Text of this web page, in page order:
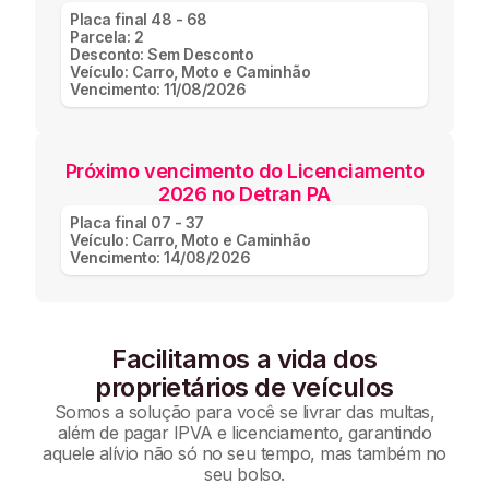
Placa final 48 - 68
Parcela: 2
Desconto:Sem Desconto
Veículo: Carro, Moto e Caminhão
Vencimento:11/08/2026
Próximo vencimento do Licenciamento
2026 no Detran PA
Placa final 07 - 37
Veículo: Carro, Moto e Caminhão
Vencimento:14/08/2026
Facilitamos a vida dos
proprietários de veículos
Somos a solução para você se livrar das multas,
além de pagar IPVA e licenciamento, garantindo
aquele alívio não só no seu tempo, mas também no
seu bolso.